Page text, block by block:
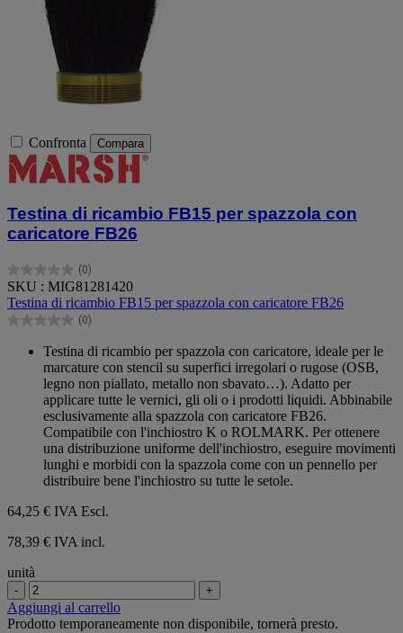
Confronta Compara
Testina di ricambio FB15 per spazzola con
caricatore FB26
(0)
0.0
su
5
stelle.
SKU : MIG81281420
Testina di ricambio FB15 per spazzola con caricatore FB26
(0)
0.0
Testina di ricambio per spazzola con caricatore, ideale per le
marcature con stencil su superfici irregolari o rugose (OSB,
legno non piallato, metallo non sbavato…). Adatto per
applicare tutte le vernici, gli oli o i prodotti liquidi. Abbinabile
esclusivamente alla spazzola con caricatore FB26.
Compatibile con l'inchiostro K o ROLMARK. Per ottenere
una distribuzione uniforme dell'inchiostro, eseguire movimenti
lunghi e morbidi con la spazzola come con un pennello per
distribuire bene l'inchiostro su tutte le setole.
64,25 € IVA Escl.
78,39 € IVA incl.
unità
- +
Aggiungi al carrello
Prodotto temporaneamente non disponibile, tornerà presto.